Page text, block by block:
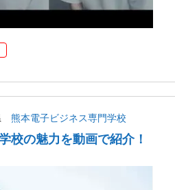
熊本電子ビジネス専門学校
校の魅力を動画で紹介！